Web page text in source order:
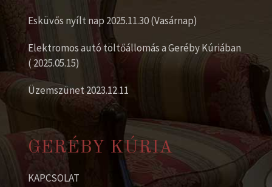
Esküvős nyílt nap 2025.11.30 (Vasárnap)
Elektromos autó töltőállomás a Geréby Kúriában
( 2025.05.15)
Üzemszünet 2023.12.11
GERÉBY KÚRIA
KAPCSOLAT